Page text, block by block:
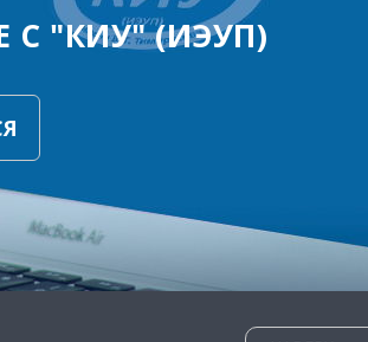
С "КИУ" (ИЭУП)